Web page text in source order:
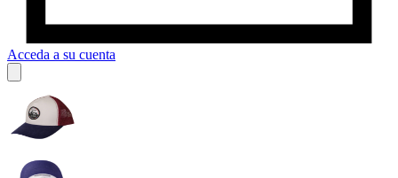
Acceda a su cuenta